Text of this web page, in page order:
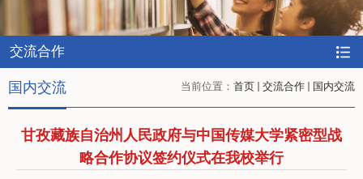
交流合作
当前位置： 首页 交流合作 国内交流
国内交流
甘孜藏族自治州人民政府与中国传媒大学紧密型战
略合作协议签约仪式在我校举行